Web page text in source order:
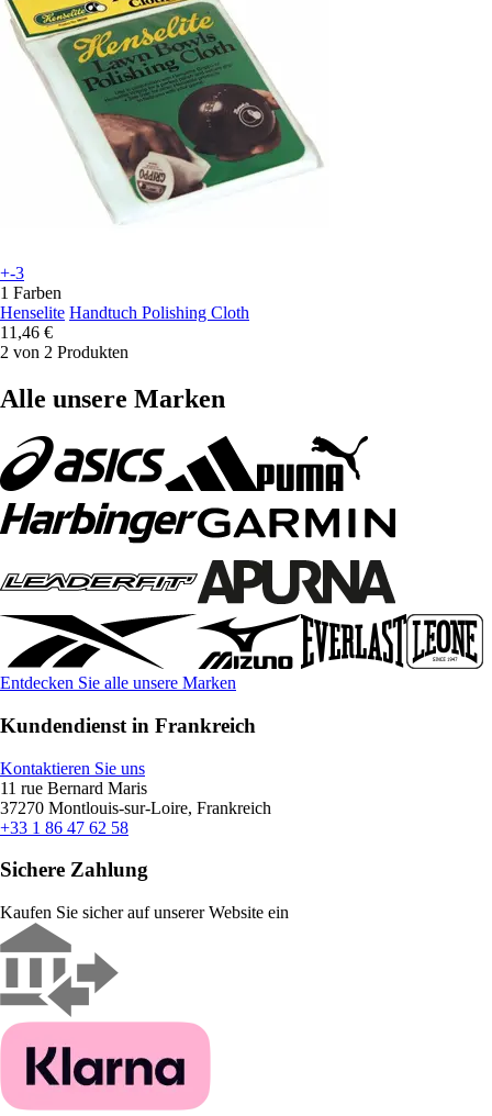
+-3
1 Farben
Henselite Handtuch Polishing Cloth
11,46 €
2 von 2 Produkten
Alle unsere Marken
Entdecken Sie alle unsere Marken
Kundendienst in Frankreich
Kontaktieren Sie uns
11 rue Bernard Maris
37270 Montlouis-sur-Loire, Frankreich
+33 1 86 47 62 58
Sichere Zahlung
Kaufen Sie sicher auf unserer Website ein